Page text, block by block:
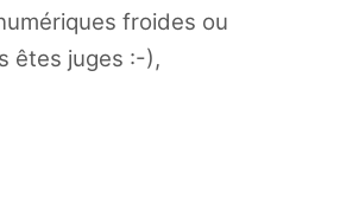
froides ou
êtes juges :-),